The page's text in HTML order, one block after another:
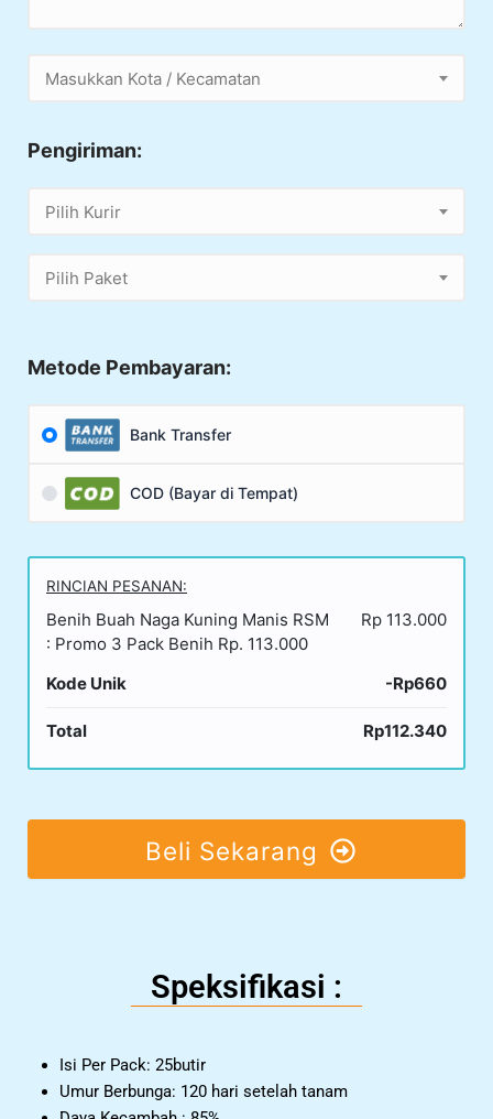
Masukkan Kota / Kecamatan
Pengiriman:
Pilih Kurir
Pilih Paket
Metode Pembayaran:
Bank Transfer
COD (Bayar di Tempat)
RINCIAN PESANAN:
Benih Buah Naga Kuning Manis RSM
: Promo 3 Pack Benih Rp. 113.000
Rp 113.000
Kode Unik -Rp660
Total Rp112.340
Beli Sekarang
Speksifikasi :
Isi Per Pack: 25butir
Umur Berbunga: 120 hari setelah tanam